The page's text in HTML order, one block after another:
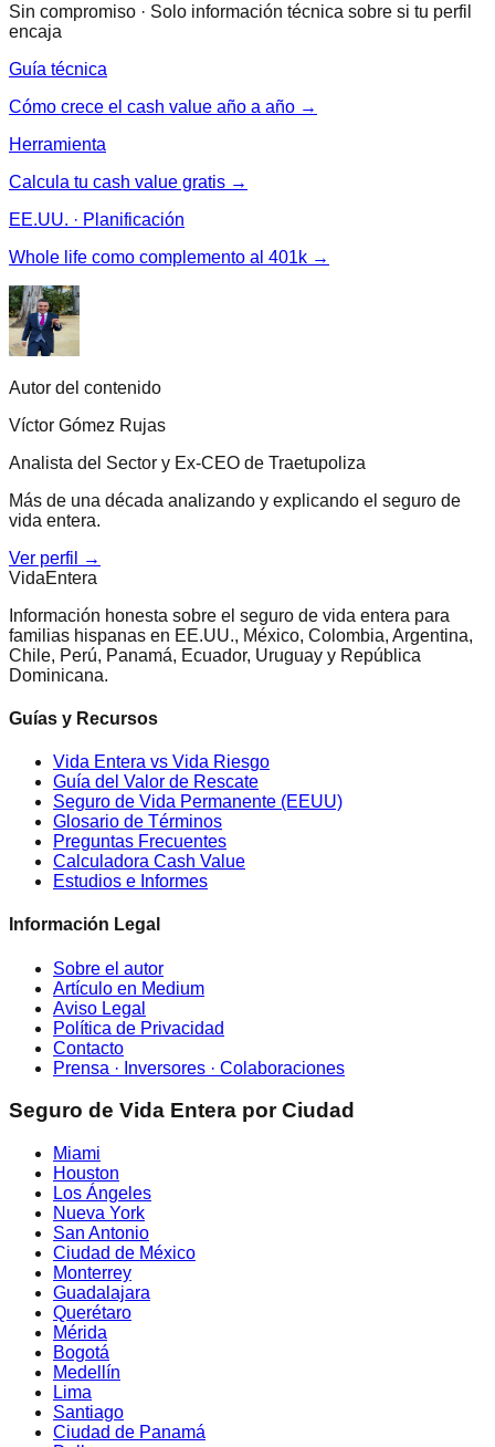
Sin compromiso · Solo información técnica sobre si tu perfil
encaja
Guía técnica
Cómo crece el cash value año a año →
Herramienta
Calcula tu cash value gratis →
EE.UU. · Planificación
Whole life como complemento al 401k →
Autor del contenido
Víctor Gómez Rujas
Analista del Sector y Ex-CEO de Traetupoliza
Más de una década analizando y explicando el seguro de
vida entera.
Ver perfil →
VidaEntera
Información honesta sobre el seguro de vida entera para
familias hispanas en EE.UU., México, Colombia, Argentina,
Chile, Perú, Panamá, Ecuador, Uruguay y República
Dominicana.
Guías y Recursos
Vida Entera vs Vida Riesgo
Guía del Valor de Rescate
Seguro de Vida Permanente (EEUU)
Glosario de Términos
Preguntas Frecuentes
Calculadora Cash Value
Estudios e Informes
Información Legal
Sobre el autor
Artículo en Medium
Aviso Legal
Política de Privacidad
Contacto
Prensa · Inversores · Colaboraciones
Seguro de Vida Entera por Ciudad
Miami
Houston
Los Ángeles
Nueva York
San Antonio
Ciudad de México
Monterrey
Guadalajara
Querétaro
Mérida
Bogotá
Medellín
Lima
Santiago
Ciudad de Panamá